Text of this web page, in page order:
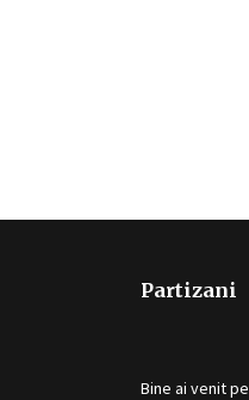
Partizani
Bine ai venit pe